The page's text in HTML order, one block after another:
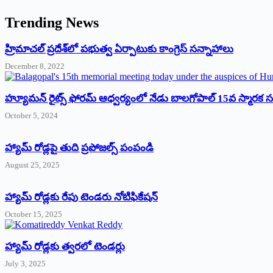
Trending News
‌హ్రిమాచల్‌ ‌ప్రదేశ్‌లో పభుత్వ ఏర్పాటుకు కాంగ్రెస్‌ ‌సన్నాహాలు
December 8, 2022
హ్యూమన్‌ రైట్స్‌ ఫోరమ్‌ ఆధ్వర్యంలో నేడు బాలగోపాల్‌ 15వ స్మారక
October 5, 2024
హ్యామ్‌ రోడ్లపై తుది ప్రపోజల్స్‌ పంపండి
August 25, 2025
హ్యామ్‌ రోడ్లకు రేపు టెండరు నోటిఫికేషన్‌
October 15, 2025
హ్యామ్‌ రోడ్లకు త్వరలో టెండర్లు
July 3, 2025